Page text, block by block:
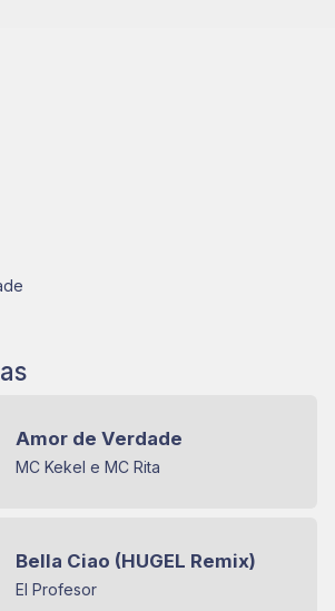
Amor de Verdade
MC Kekel e MC Rita
Bella Ciao (HUGEL Remix)
El Profesor